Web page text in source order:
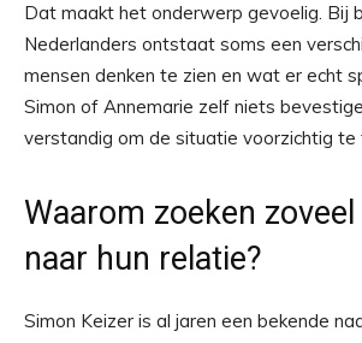
Dat maakt het onderwerp gevoelig. Bij
Nederlanders ontstaat soms een
mensen denken te zien en wat er echt
Simon of Annemarie zelf niets
verstandig om de situatie voorzichtig te
Waarom zoeken
naar hun relatie?
Simon Keizer is al jaren een bekende